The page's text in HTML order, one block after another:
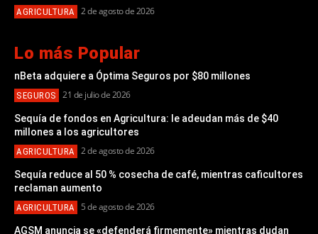
AGRICULTURA 2 de agosto de 2026
Lo más Popular
nBeta adquiere a Óptima Seguros por $80 millones
SEGUROS 21 de julio de 2026
Sequía de fondos en Agricultura: le adeudan más de $40
millones a los agricultores
AGRICULTURA 2 de agosto de 2026
Sequía reduce al 50 % cosecha de café, mientras caficultores
reclaman aumento
AGRICULTURA 5 de agosto de 2026
AGSM anuncia se «defenderá firmemente» mientras dudan